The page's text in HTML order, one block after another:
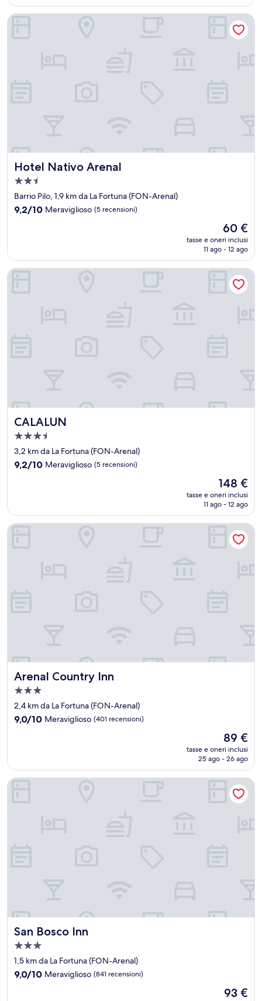
recensioni)
49 €
Hotel Nativo Arenal
Hotel Nativo Arenal
Struttura
a
2.5
Barrio Pilo, 1,9 km da La Fortuna (FON-Arenal)
9.2
recensioni)
9,2/10 Meraviglioso (5 recensioni)
Il
prezzo
attuale
60 €
60 €
tasse e oneri inclusi
11 ago - 12 ago
Hotel Nativo Arenal
CALALUN
CALALUN
Struttura
a
3.5
stelle
3,2 km da La Fortuna (FON-Arenal)
9.2
recensioni)
9,2/10 Meraviglioso (5 recensioni)
Il
prezzo
attuale
148 €
148 €
tasse e oneri inclusi
11 ago - 12 ago
CALALUN
Arenal Country Inn
Arenal Country Inn
Struttura
a
3.0
2,4 km da La Fortuna (FON-Arenal)
9.0
recensioni)
9,0/10 Meraviglioso (401 recensioni)
Il
prezzo
attuale
89 €
89 €
tasse e oneri inclusi
25 ago - 26 ago
Arenal Country Inn
San Bosco Inn
San Bosco Inn
Struttura
a
3.0
stelle
1,5 km da La Fortuna (FON-Arenal)
9.0
9,0/10 Meraviglioso (841 recensioni)
Il
93 €
San Bosco Inn